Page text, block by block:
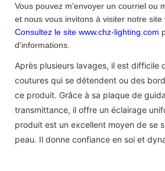
Vous pouvez m'envoyer un courriel ou
et nous vous invitons à visiter notre site
Consultez le site www.chz-lighting.com
d'informations.
Après plusieurs lavages, il est difficile
coutures qui se détendent ou des
ce produit. Grâce à sa plaque de
transmittance, il offre un éclairage
produit est un excellent moyen de se
peau. Il donne confiance en soi et